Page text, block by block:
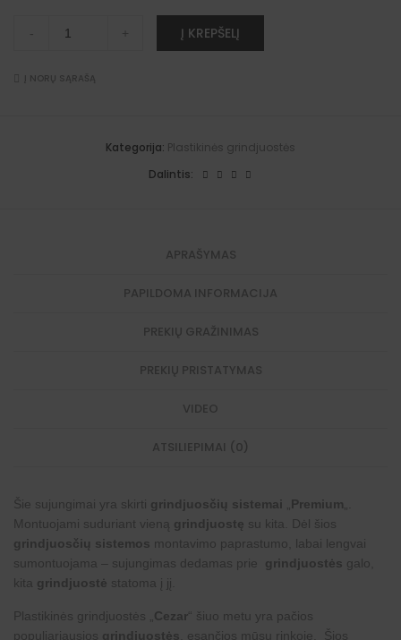
"Premium"
ąžuolas)
- + Į KREPŠELĮ
v
Į NORŲ SĄRAŠĄ
Kategorija: Plastikinės grindjuostės
Dalintis:
APRAŠYMAS
PAPILDOMA INFORMACIJA
PREKIŲ GRAŽINIMAS
PREKIŲ PRISTATYMAS
VIDEO
ATSILIEPIMAI (0)
Šie sujungimai yra skirti grindjuosčių sistemai „Premium „.
Montuojami suduriant vieną grindjuostę su kita. Dėl šios
grindjuosčių sistemos montavimo paprastumo, labai lengvai
sumontuojama – sujungimas dedamas prie grindjuostės galo,
kita grindjuostė statoma į jį.
Plastikinės grindjuostės „Cezar“ šiuo metu yra pačios
populiariausios grindjuostės , esančios mūsų rinkoje. Šios